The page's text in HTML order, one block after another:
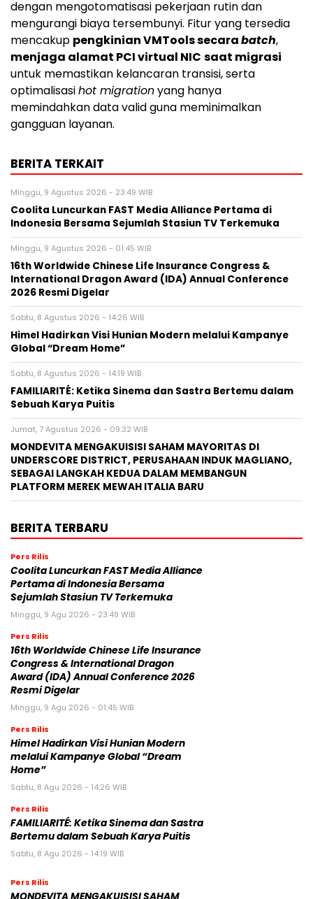
dengan mengotomatisasi pekerjaan rutin dan
mengurangi biaya tersembunyi. Fitur yang tersedia
mencakup pengkinian VMTools secarabatch,
menjaga alamat PCI virtual NIC saat migrasi
untuk memastikan kelancaran transisi, serta
optimalisasihot migrationyang hanya
memindahkan data valid guna meminimalkan
gangguan layanan.
BERITA TERKAIT
Minggu, 9 Agustus 2026 - 23:49 WIB
Coolita Luncurkan FAST Media Alliance Pertama di
Indonesia Bersama Sejumlah Stasiun TV Terkemuka
Minggu, 9 Agustus 2026 - 01:45 WIB
16th Worldwide Chinese Life Insurance Congress &
International Dragon Award (IDA) Annual Conference
2026 Resmi Digelar
Sabtu, 8 Agustus 2026 - 14:26 WIB
Himel Hadirkan Visi Hunian Modern melalui Kampanye
Global “Dream Home”
Sabtu, 8 Agustus 2026 - 14:19 WIB
FAMILIARITÉ: Ketika Sinema dan Sastra Bertemu dalam
Sebuah Karya Puitis
Jumat, 7 Agustus 2026 - 09:32 WIB
MONDEVITA MENGAKUISISI SAHAM MAYORITAS DI
UNDERSCORE DISTRICT, PERUSAHAAN INDUK MAGLIANO,
SEBAGAI LANGKAH KEDUA DALAM MEMBANGUN
PLATFORM MEREK MEWAH ITALIA BARU
BERITA TERBARU
Pers Rilis
Coolita Luncurkan FAST Media Alliance
Pertama di Indonesia Bersama
Sejumlah Stasiun TV Terkemuka
Minggu, 9 Agu 2026 - 23:49 WIB
Pers Rilis
16th Worldwide Chinese Life Insurance
Congress & International Dragon
Award (IDA) Annual Conference 2026
Resmi Digelar
Minggu, 9 Agu 2026 - 01:45 WIB
Pers Rilis
Himel Hadirkan Visi Hunian Modern
melalui Kampanye Global “Dream
Home”
Sabtu, 8 Agu 2026 - 14:26 WIB
Pers Rilis
FAMILIARITÉ: Ketika Sinema dan Sastra
Bertemu dalam Sebuah Karya Puitis
Sabtu, 8 Agu 2026 - 14:19 WIB
Pers Rilis